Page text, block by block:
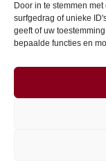
Door in te stemmen
surfgedrag of unieke
geeft of uw
bepaalde functies en
Neem contact op